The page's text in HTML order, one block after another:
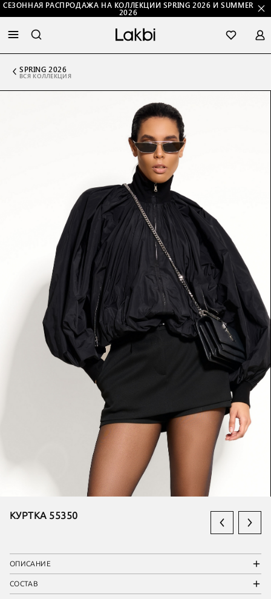
СЕЗОННАЯ РАСПРОДАЖА НА КОЛЛЕКЦИИ SPRING 2026 И SUMMER
2026
SPRING 2026
ВСЯ КОЛЛЕКЦИЯ
КУРТКА 55350
ОПИСАНИЕ
СОСТАВ